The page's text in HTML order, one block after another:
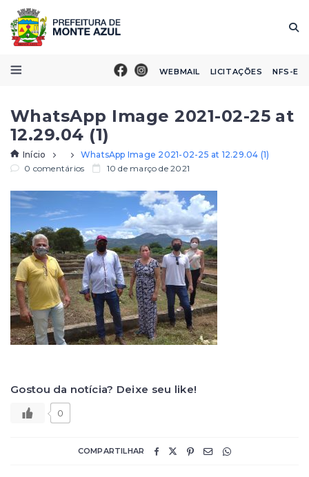
WEBMAIL LICITAÇÕES NFS-E
WhatsApp Image 2021-02-25 at
12.29.04 (1)
Início
WhatsApp Image 2021-02-25 at 12.29.04 (1)
0 comentários
10 de março de 2021
Gostou da notícia? Deixe seu like!
0
COMPARTILHAR